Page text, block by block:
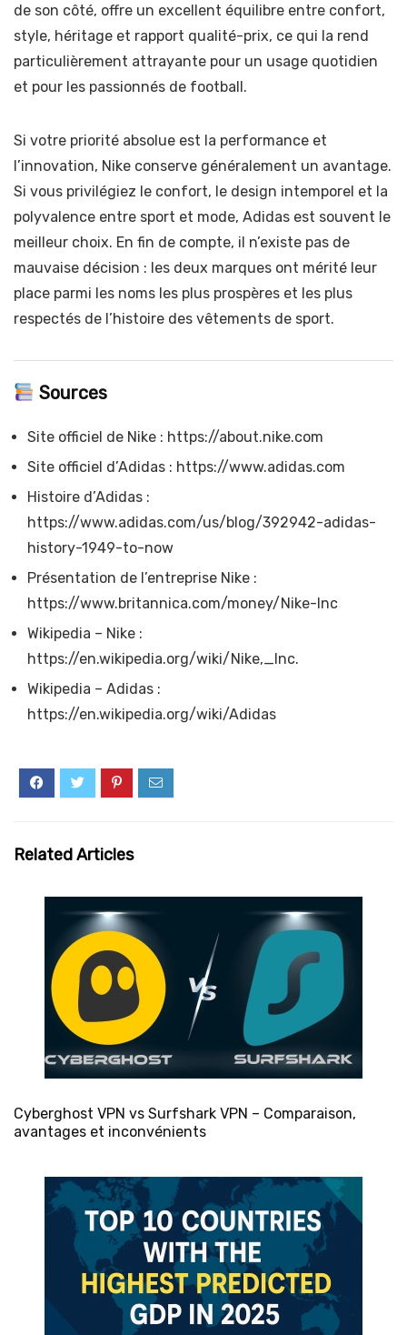
de son côté, offre un excellent équilibre entre confort,
style, héritage et rapport qualité-prix, ce qui la rend
particulièrement attrayante pour un usage quotidien
et pour les passionnés de football.
Si votre priorité absolue est la performance et
l’innovation, Nike conserve généralement un avantage.
Si vous privilégiez le confort, le design intemporel et la
polyvalence entre sport et mode, Adidas est souvent le
meilleur choix. En fin de compte, il n’existe pas de
mauvaise décision : les deux marques ont mérité leur
place parmi les noms les plus prospères et les plus
respectés de l’histoire des vêtements de sport.
Sources
Site officiel de Nike : https://about.nike.com
Site officiel d’Adidas : https://www.adidas.com
Histoire d’Adidas :
https://www.adidas.com/us/blog/392942-adidas-
history-1949-to-now
Présentation de l’entreprise Nike :
https://www.britannica.com/money/Nike-Inc
Wikipedia – Nike :
https://en.wikipedia.org/wiki/Nike,_Inc.
Wikipedia – Adidas :
https://en.wikipedia.org/wiki/Adidas
Related Articles
Cyberghost VPN vs Surfshark VPN – Comparaison,
avantages et inconvénients